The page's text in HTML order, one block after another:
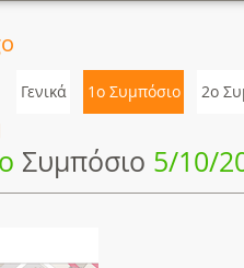
Γενικά 1ο Συμπόσιο 2o
Συμπόσιο 5/10/